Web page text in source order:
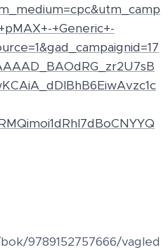
+Generic+-
9789152757666/vagled